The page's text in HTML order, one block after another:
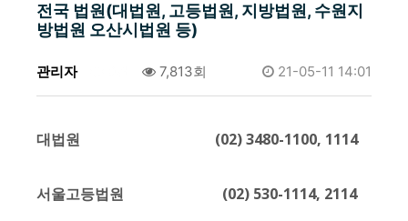
전국 법원(대법원, 고등법원, 지방법원, 수원지
방법원 오산시법원 등)
관리자 7,813회 21-05-11 14:01
대법원 (02) 3480-1100, 1114
서울고등법원 (02) 530-1114, 2114